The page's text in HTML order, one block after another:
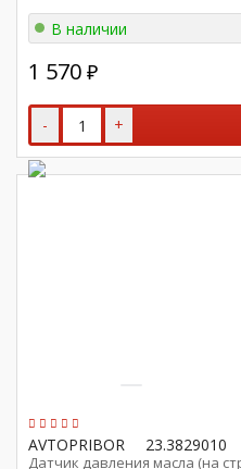
В наличии
1 570 ₽
- +
AVTOPRIBOR 23.3829010
Датчик давления масла (на